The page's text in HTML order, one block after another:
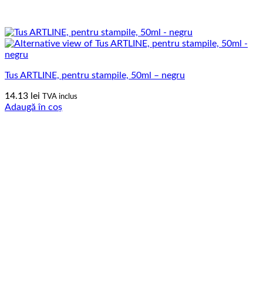
Tus ARTLINE, pentru stampile, 50ml – negru
14.13 lei TVA inclus
Adaugă în coș